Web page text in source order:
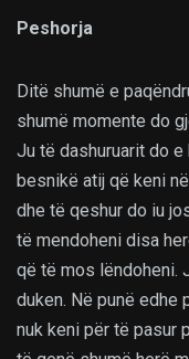
Peshorja
Ditë shumë e
shumë momente do
Ju të dashuruarit do
besnikë atij që keni
dhe të qeshur do iu
të mendoheni disa
që të mos lëndoheni.
duken. Në punë edhe
nuk keni për të pasur